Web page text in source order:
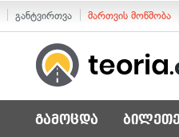
განტვირთვა მართვის მოწმობა
გამოცდა